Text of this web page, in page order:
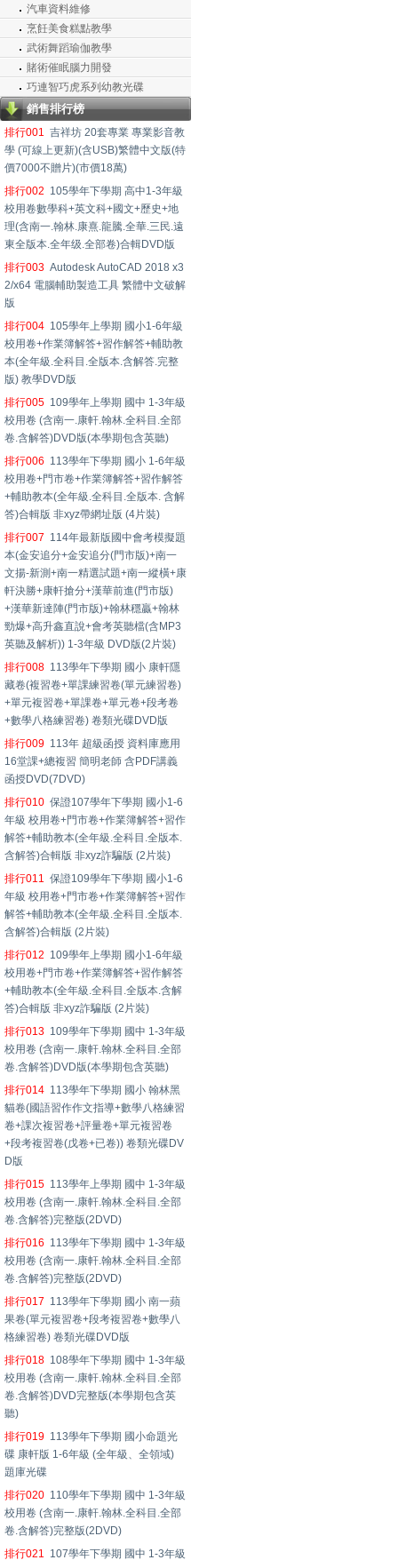
汽車資料維修
烹飪美食糕點教學
武術舞蹈瑜伽教學
賭術催眠腦力開發
巧連智巧虎系列幼教光碟
銷售排行榜
排行001 吉祥坊 20套專業 專業影音教
學 (可線上更新)(含USB)繁體中文版(特
價7000不贈片)(市價18萬)
排行002 105學年下學期 高中1-3年級
校用卷數學科+英文科+國文+歷史+地
理(含南一.翰林.康熹.龍騰.全華.三民.遠
東全版本.全年级.全部卷)合輯DVD版
排行003 Autodesk AutoCAD 2018 x3
2/x64 電腦輔助製造工具 繁體中文破解
版
排行004 105學年上學期 國小1-6年級
校用卷+作業簿解答+習作解答+輔助教
本(全年級.全科目.全版本.含解答.完整
版) 教學DVD版
排行005 109學年上學期 國中 1-3年級
校用卷 (含南一.康軒.翰林.全科目.全部
卷.含解答)DVD版(本學期包含英聽)
排行006 113學年下學期 國小 1-6年級
校用卷+門市卷+作業簿解答+習作解答
+輔助教本(全年級.全科目.全版本. 含解
答)合輯版 非xyz帶網址版 (4片裝)
排行007 114年最新版國中會考模擬題
本(金安追分+金安追分(門市版)+南一
文揚-新測+南一精選試題+南一縱橫+康
軒決勝+康軒搶分+漢華前進(門市版)
+漢華新達陣(門市版)+翰林穩贏+翰林
勁爆+高升鑫直說+會考英聽檔(含MP3
英聽及解析)) 1-3年級 DVD版(2片裝)
排行008 113學年下學期 國小 康軒隱
藏卷(複習卷+單課練習卷(單元練習卷)
+單元複習卷+單課卷+單元卷+段考卷
+數學八格練習卷) 卷類光碟DVD版
排行009 113年 超級函授 資料庫應用
16堂課+總複習 簡明老師 含PDF講義
函授DVD(7DVD)
排行010 保證107學年下學期 國小1-6
年級 校用卷+門市卷+作業簿解答+習作
解答+輔助教本(全年級.全科目.全版本.
含解答)合輯版 非xyz詐騙版 (2片裝)
排行011 保證109學年下學期 國小1-6
年級 校用卷+門市卷+作業簿解答+習作
解答+輔助教本(全年級.全科目.全版本.
含解答)合輯版 (2片裝)
排行012 109學年上學期 國小1-6年級
校用卷+門市卷+作業簿解答+習作解答
+輔助教本(全年級.全科目.全版本.含解
答)合輯版 非xyz詐騙版 (2片裝)
排行013 109學年下學期 國中 1-3年級
校用卷 (含南一.康軒.翰林.全科目.全部
卷.含解答)DVD版(本學期包含英聽)
排行014 113學年下學期 國小 翰林黑
貓卷(國語習作作文指導+數學八格練習
卷+課次複習卷+評量卷+單元複習卷
+段考複習卷(戊卷+已卷)) 卷類光碟DV
D版
排行015 113學年上學期 國中 1-3年級
校用卷 (含南一.康軒.翰林.全科目.全部
卷.含解答)完整版(2DVD)
排行016 113學年下學期 國中 1-3年級
校用卷 (含南一.康軒.翰林.全科目.全部
卷.含解答)完整版(2DVD)
排行017 113學年下學期 國小 南一蘋
果卷(單元複習卷+段考複習卷+數學八
格練習卷) 卷類光碟DVD版
排行018 108學年下學期 國中 1-3年級
校用卷 (含南一.康軒.翰林.全科目.全部
卷.含解答)DVD完整版(本學期包含英
聽)
排行019 113學年下學期 國小命題光
碟 康軒版 1-6年級 (全年級、全領域)
題庫光碟
排行020 110學年下學期 國中 1-3年級
校用卷 (含南一.康軒.翰林.全科目.全部
卷.含解答)完整版(2DVD)
排行021 107學年下學期 國中 1-3年級